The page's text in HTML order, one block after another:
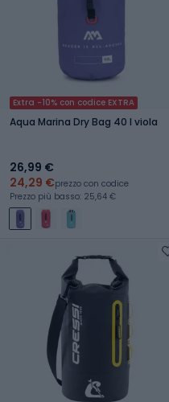
Extra -10% con codice EXTRA
Aqua Marina Dry Bag 40 l viola
26,99 €
24,29 €prezzo con codice
Prezzo più basso: 25,64 €